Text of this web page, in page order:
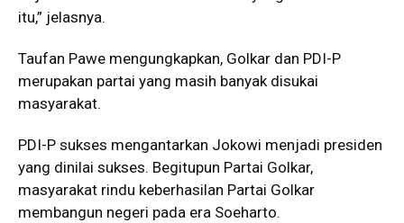
itu,” jelasnya.
Taufan Pawe mengungkapkan, Golkar dan PDI-P
merupakan partai yang masih banyak disukai
masyarakat.
PDI-P sukses mengantarkan Jokowi menjadi presiden
yang dinilai sukses. Begitupun Partai Golkar,
masyarakat rindu keberhasilan Partai Golkar
membangun negeri pada era Soeharto.